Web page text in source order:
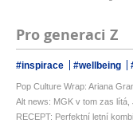
Pro generaci Z
#inspirace #wellbeing
Pop Culture Wrap: Ariana
Alt news: MGK v tom zas
RECEPT: Perfektní letní